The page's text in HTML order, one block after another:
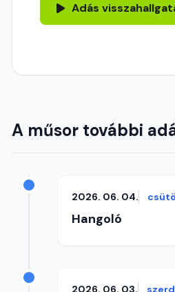
Adás
A műsor további
2026. 06. 04.
Hangoló
2026. 06. 03.